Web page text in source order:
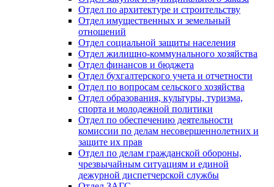
Отдел по архитектуре и строительству
Отдел имущественных и земельный
отношений
Отдел социальной защиты населения
Отдел жилищно-коммунального хозяйства
Отдел финансов и бюджета
Отдел бухгалтерского учета и отчетности
Отдел по вопросам сельского хозяйства
Отдел образования, культуры, туризма,
спорта и молодежной политики
Отдел по обеспечению деятельности
комиссии по делам несовершеннолетних и
защите их прав
Отдел по делам гражданской обороны,
чрезвычайным ситуациям и единой
дежурной диспетчерской службы